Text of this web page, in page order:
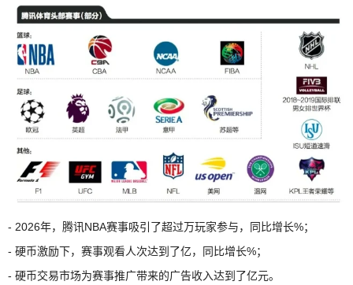
- 2026年，腾讯NBA赛事吸引了超过万玩家参与，同比增长%；
- 硬币激励下，赛事观看人次达到了亿，同比增长%；
- 硬币交易市场为赛事推广带来的广告收入达到了亿元。